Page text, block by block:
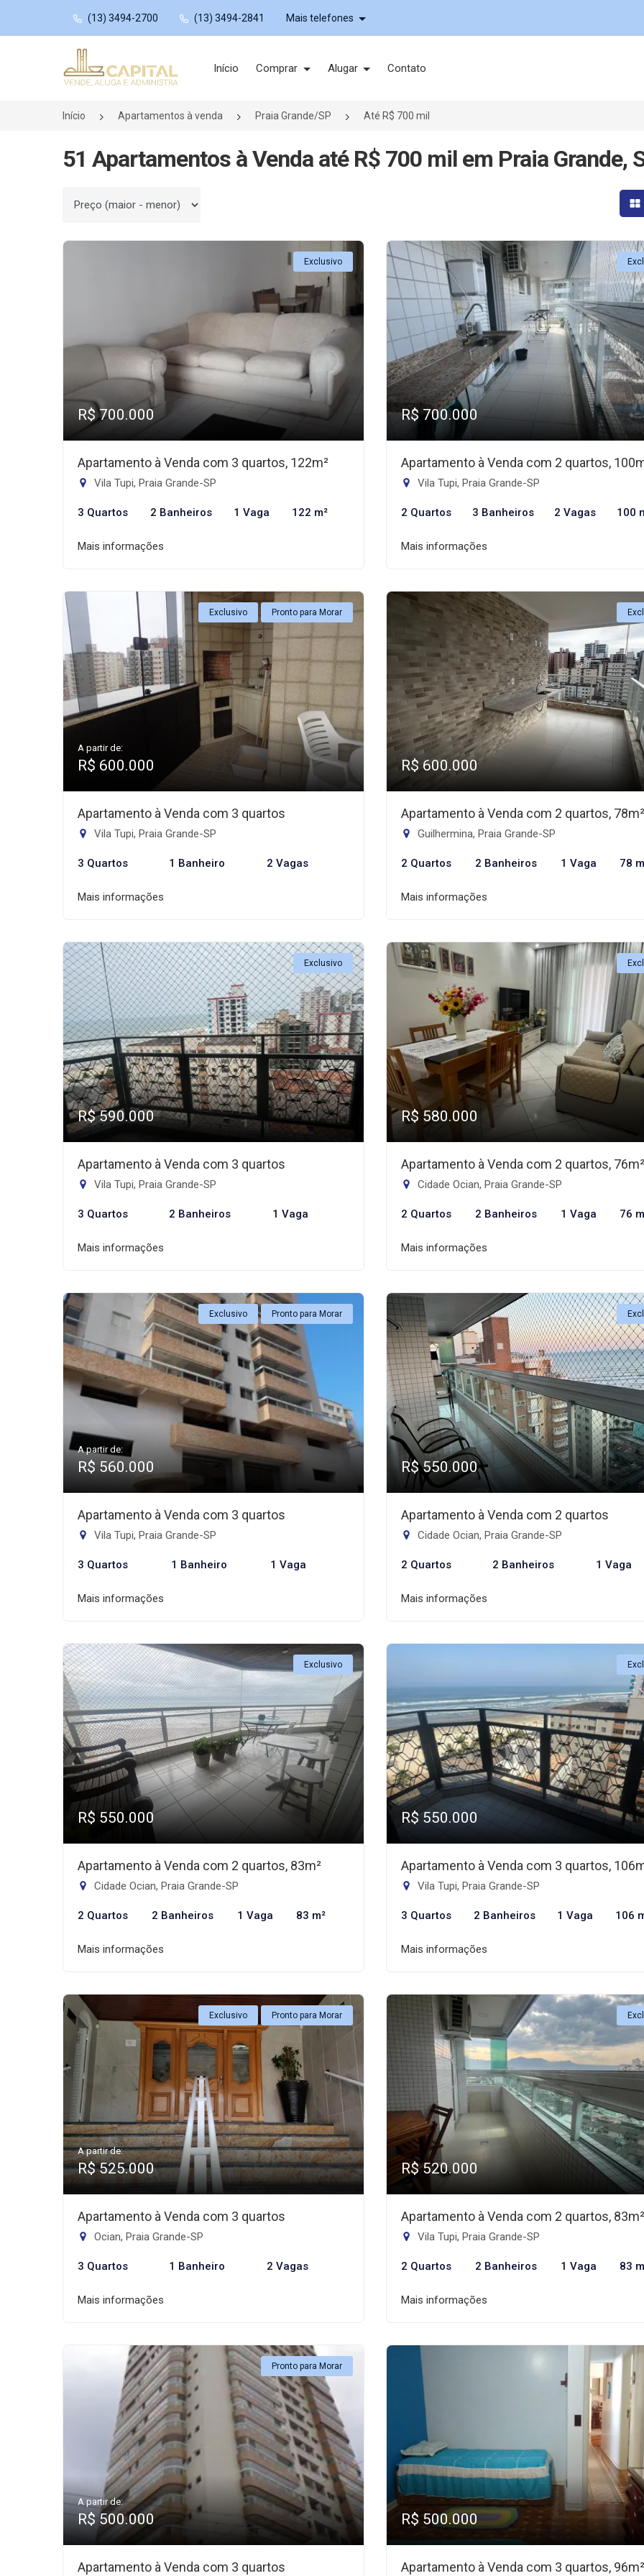
(13) 3494-2700 (13) 3494-2841 Mais telefones
Página inicial
Início Comprar Alugar Contato
Início Apartamentos à venda Praia Grande/SP Até R$ 700 mil
51 Apartamentos à Venda até R$ 700 mil em Praia Grande,
Ordenar por
Exclusivo
R$ 700.000
Apartamento à Venda com 3 quartos, 122m²
Vila Tupi, Praia Grande-SP
3 Quartos 2 Banheiros 1 Vaga 122 m²
Mais informações
R$ 700.000
Apartamento à Venda com 2 quartos,
Vila Tupi, Praia Grande-SP
2 Quartos 3 Banheiros 2 Vagas 100
Mais informações
Exclusivo Pronto para Morar
A partir de:
R$ 600.000
Apartamento à Venda com 3 quartos
Vila Tupi, Praia Grande-SP
3 Quartos 1 Banheiro 2 Vagas
Mais informações
R$ 600.000
Apartamento à Venda com 2 quartos, 78m²
Guilhermina, Praia Grande-SP
2 Quartos 2 Banheiros 1 Vaga 78
Mais informações
Exclusivo
R$ 590.000
Apartamento à Venda com 3 quartos
Vila Tupi, Praia Grande-SP
3 Quartos 2 Banheiros 1 Vaga
Mais informações
R$ 580.000
Apartamento à Venda com 2 quartos, 76m²
Cidade Ocian, Praia Grande-SP
2 Quartos 2 Banheiros 1 Vaga 76
Mais informações
Exclusivo Pronto para Morar
A partir de:
R$ 560.000
Apartamento à Venda com 3 quartos
Vila Tupi, Praia Grande-SP
3 Quartos 1 Banheiro 1 Vaga
Mais informações
R$ 550.000
Apartamento à Venda com 2 quartos
Cidade Ocian, Praia Grande-SP
2 Quartos 2 Banheiros 1 Vaga
Mais informações
Exclusivo
R$ 550.000
Apartamento à Venda com 2 quartos, 83m²
Cidade Ocian, Praia Grande-SP
2 Quartos 2 Banheiros 1 Vaga 83 m²
Mais informações
R$ 550.000
Apartamento à Venda com 3 quartos,
Vila Tupi, Praia Grande-SP
3 Quartos 2 Banheiros 1 Vaga 106
Mais informações
Exclusivo Pronto para Morar
A partir de:
R$ 525.000
Apartamento à Venda com 3 quartos
Ocian, Praia Grande-SP
3 Quartos 1 Banheiro 2 Vagas
Mais informações
R$ 520.000
Apartamento à Venda com 2 quartos, 83m²
Vila Tupi, Praia Grande-SP
2 Quartos 2 Banheiros 1 Vaga 83
Mais informações
Pronto para Morar
A partir de:
R$ 500.000
Apartamento à Venda com 3 quartos
R$ 500.000
Apartamento à Venda com 3 quartos, 96m²